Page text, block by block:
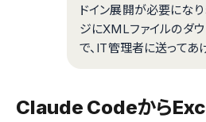
ドイン展開が必要にな
ジにXMLファイルのダ
で、IT管理者に送ってあ
Claude Codeから